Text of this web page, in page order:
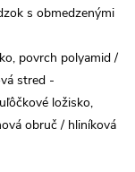
s obmedzenými
povrch polyamid /
stred -
ložisko,
obruč / hliníková